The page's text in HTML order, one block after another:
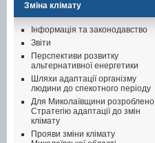
Зміна клімату
Інформація та законодавство
Звіти
Перспективи розвитку
альтернативної енергетики
Шляхи адаптації організму
людини до спекотного періоду
Для Миколаївщини розроблено
Стратегію адаптації до змін
клімату
Прояви зміни клімату